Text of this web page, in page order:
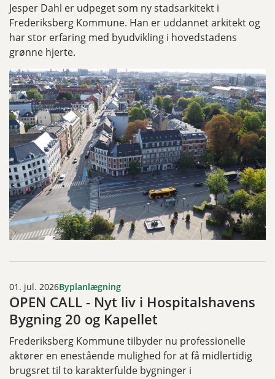
Jesper Dahl er udpeget som ny stadsarkitekt i
Frederiksberg Kommune. Han er uddannet arkitekt og
har stor erfaring med byudvikling i hovedstadens
grønne hjerte.
01. jul. 2026Byplanlægning
OPEN CALL - Nyt liv i Hospitalshavens
Bygning 20 og Kapellet
Frederiksberg Kommune tilbyder nu professionelle
aktører en enestående mulighed for at få midlertidig
brugsret til to karakterfulde bygninger i